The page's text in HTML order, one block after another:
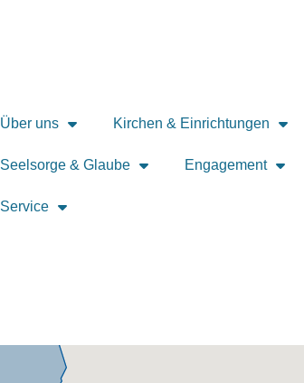
Über uns Kirchen & Einrichtungen
Seelsorge & Glaube Engagement
Service